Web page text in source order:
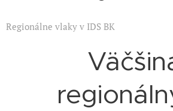
Regionálne vlaky v IDS BK